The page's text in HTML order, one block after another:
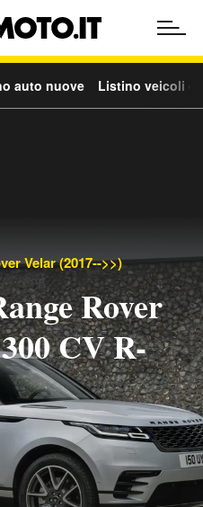
auto nuove Listino veicoli
Velar (2017-->>)
Rover
CV R-